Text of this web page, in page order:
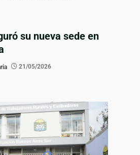
su nueva sede en
21/05/2026